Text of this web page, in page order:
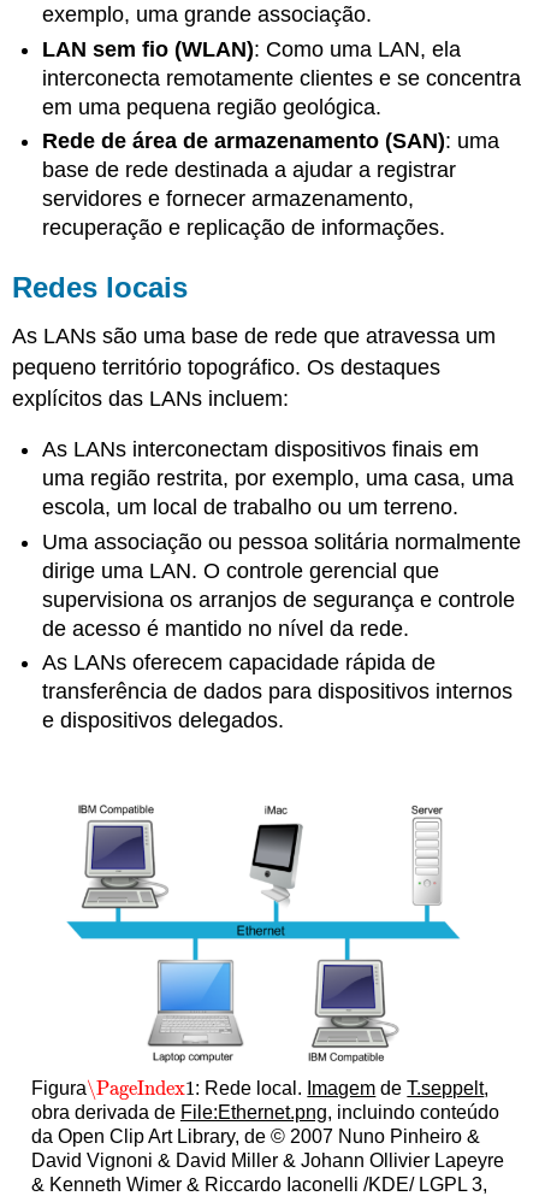
exemplo, uma grande associação.
LAN sem fio (WLAN): Como uma LAN, ela
interconecta remotamente clientes e se concentra
em uma pequena região geológica.
Rede de área de armazenamento (SAN): uma
base de rede destinada a ajudar a registrar
servidores e fornecer armazenamento,
recuperação e replicação de informações.
Redes locais
As LANs são uma base de rede que atravessa um
pequeno território topográfico. Os destaques
explícitos das LANs incluem:
As LANs interconectam dispositivos finais em
uma região restrita, por exemplo, uma casa, uma
escola, um local de trabalho ou um terreno.
Uma associação ou pessoa solitária normalmente
dirige uma LAN. O controle gerencial que
supervisiona os arranjos de segurança e controle
de acesso é mantido no nível da rede.
As LANs oferecem capacidade rápida de
transferência de dados para dispositivos internos
e dispositivos delegados.
Figura\PageIndex1
\PageIndex1: Rede local. Imagem deT.seppelt,
obra derivada de File:Ethernet.png, incluindo conteúdo
da Open Clip Art Library, de © 2007 Nuno Pinheiro &
David Vignoni & David Miller & Johann Ollivier Lapeyre
& Kenneth Wimer & Riccardo Iaconelli /KDE/ LGPL 3,